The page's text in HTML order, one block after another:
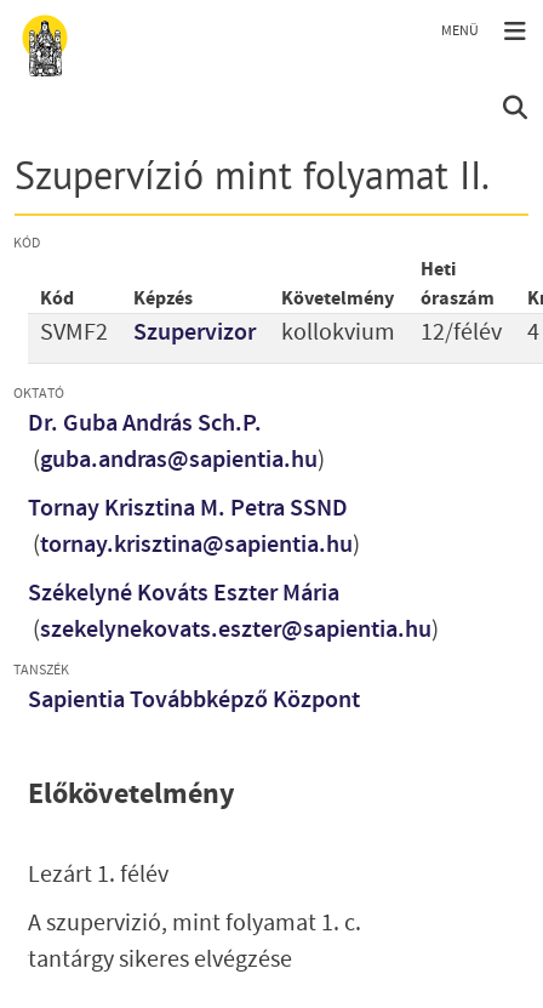
Ugrás a tartalomra
Szupervízió mint folyamat II.
KÓD
Kód Képzés Követelmény
Heti
óraszám
SVMF2 Szupervizor kollokvium 12/félév 4
OKTATÓ
Dr. Guba András Sch.P.
(guba.andras@sapientia.hu)
Tornay Krisztina M. Petra SSND
(tornay.krisztina@sapientia.hu)
Székelyné Kováts Eszter Mária
(szekelynekovats.eszter@sapientia.hu)
TANSZÉK
Sapientia Továbbképző Központ
Előkövetelmény
Lezárt 1. félév
A szupervizió, mint folyamat 1. c.
tantárgy sikeres elvégzése